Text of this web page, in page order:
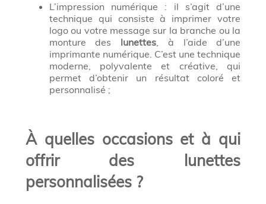
L’impression numérique : il s’agit d’une
technique qui consiste à imprimer votre
logo ou votre message sur la branche ou la
monture des lunettes, à l’aide d’une
imprimante numérique. C’est une technique
moderne, polyvalente et créative, qui
permet d’obtenir un résultat coloré et
personnalisé ;
À quelles occasions et à qui
offrir des lunettes
personnalisées ?